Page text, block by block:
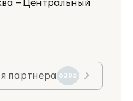
– Центральный
партнера 6305